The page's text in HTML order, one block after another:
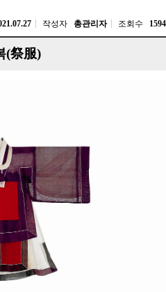
작성자 총관리자 조회수 1594
(祭服)